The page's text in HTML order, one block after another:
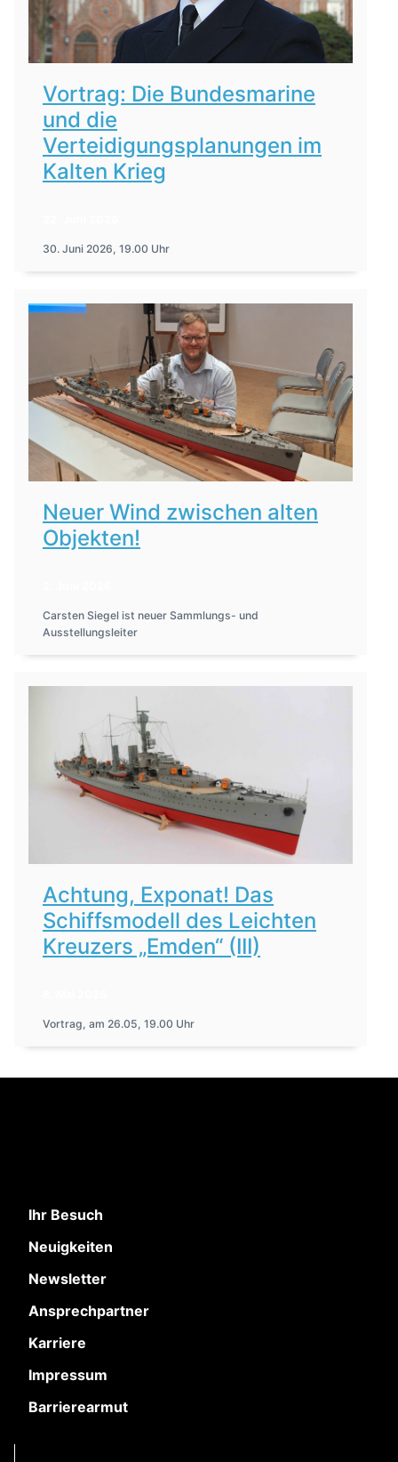
Vortrag: Die Bundesmarine
und die
Verteidigungsplanungen im
Kalten Krieg
30. Juni 2026, 19.00 Uhr
Neuer Wind zwischen alten
Objekten!
Carsten Siegel ist neuer Sammlungs- und
Ausstellungsleiter
Achtung, Exponat! Das
Schiffsmodell des Leichten
Kreuzers „Emden“ (III)
Vortrag, am 26.05, 19.00 Uhr
Ihr Besuch
Neuigkeiten
Newsletter
Ansprechpartner
Karriere
Impressum
Barrierearmut